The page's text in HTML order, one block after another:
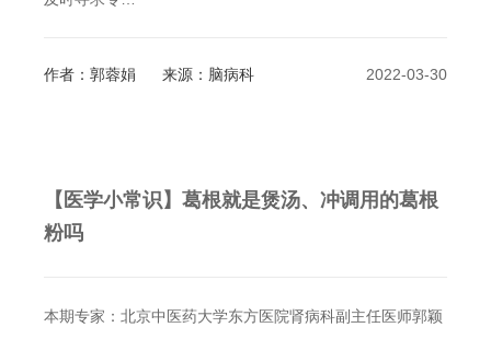
2022-03-30
作者：郭蓉娟 来源：脑病科
【医学小常识】葛根就是煲汤、冲调用的葛根
粉吗
本期专家：北京中医药大学东方医院肾病科副主任医师郭颖